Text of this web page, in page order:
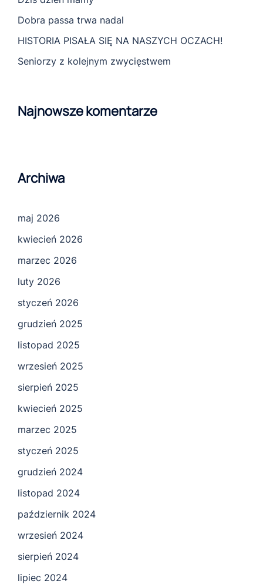
Dobra passa trwa nadal
HISTORIA PISAŁA SIĘ NA NASZYCH OCZACH!
Seniorzy z kolejnym zwycięstwem
Najnowsze komentarze
Archiwa
maj 2026
kwiecień 2026
marzec 2026
luty 2026
styczeń 2026
grudzień 2025
listopad 2025
wrzesień 2025
sierpień 2025
kwiecień 2025
marzec 2025
styczeń 2025
grudzień 2024
listopad 2024
październik 2024
wrzesień 2024
sierpień 2024
lipiec 2024